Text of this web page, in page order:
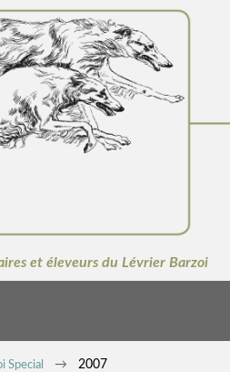
et éleveurs du Lévrier Barzoi
Special 2007